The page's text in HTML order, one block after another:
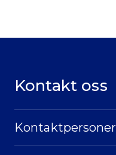
Kontakt oss
Kontaktpersoner